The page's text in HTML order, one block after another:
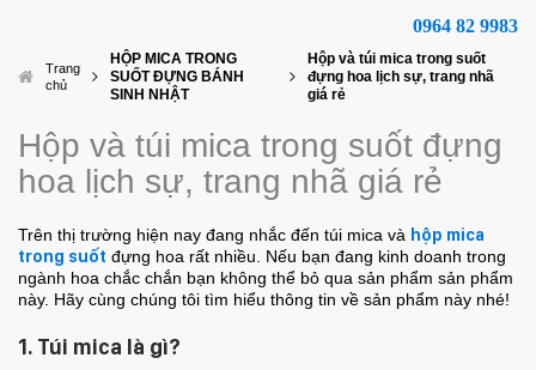
0964 82 9983
Trang
chủ
HỘP MICA TRONG
SUỐT ĐỰNG BÁNH
SINH NHẬT
Hộp và túi mica trong suốt
đựng hoa lịch sự, trang nhã
giá rẻ
Hộp và túi mica trong suốt đựng
hoa lịch sự, trang nhã giá rẻ
Trên thị trường hiện nay đang nhắc đến túi mica và hộp mica
trong suốt đựng hoa rất nhiều. Nếu bạn đang kinh doanh trong
ngành hoa chắc chắn bạn không thể bỏ qua sản phẩm sản phẩm
này. Hãy cùng chúng tôi tìm hiểu thông tin về sản phẩm này nhé!
1. Túi mica là gì?